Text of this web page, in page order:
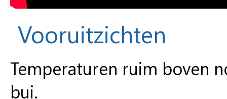
Vooruitzichten
Temperaturen ruim boven
bui.